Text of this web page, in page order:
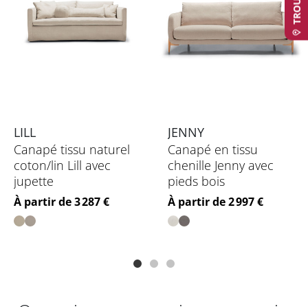
LILL
Canapé tissu naturel
coton/lin Lill avec
jupette
Prix
À partir de 3 287 €
JENNY
Canapé en tissu
chenille Jenny avec
pieds bois
Prix
À partir de 2 997 €